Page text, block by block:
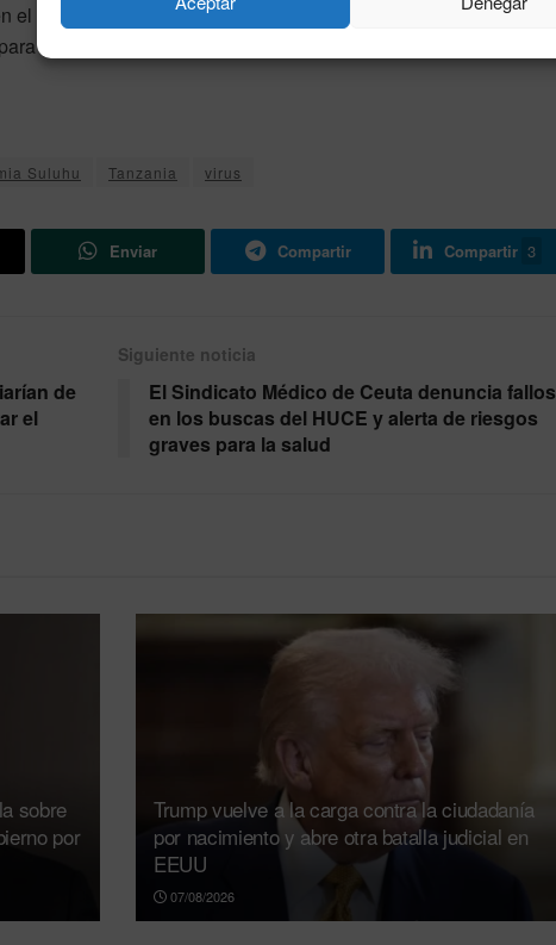
el distrito de Bukoba. La rápida actuación de las autoridades y la
evitar que este brote se convierta en una crisis mayor en la
Suluhu Tanzania virus
Enviar Compartir Compartir 3
de
el
Siguiente noticia
El Sindicato Médico de Ceuta denuncia fallos
en los buscas del HUCE y alerta de riesgos
graves para la salud
sobre
por
Trump vuelve a la carga contra la ciudadanía
por nacimiento y abre otra batalla judicial en
EEUU
07/08/2026